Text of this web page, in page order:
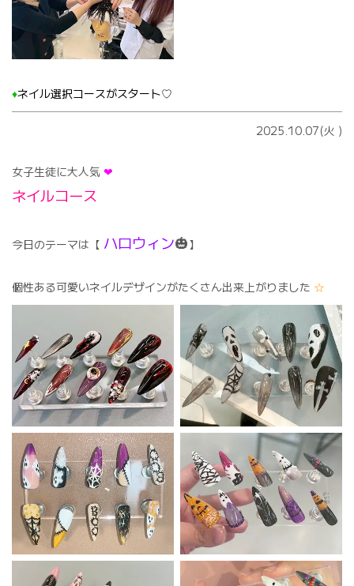
♦️ネイル選択コースがスタート♡
2025.10.07(火 )
女子生徒に大人気 ❤︎
ネイルコース
今日のテーマは【 ハロウィン🎃】
個性ある可愛いネイルデザインがたくさん出来上がりました ☆